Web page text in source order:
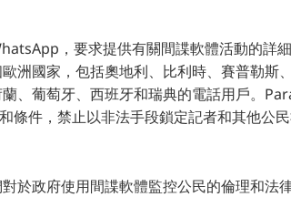
，要求提供有關間諜軟體活動的詳
洲國家，包括奧地利、比利時、賽普勒斯
、葡萄牙、西班牙和瑞典的電話用戶。
條件，禁止以非法手段鎖定記者和其他公
於政府使用間諜軟體監控公民的倫理和法